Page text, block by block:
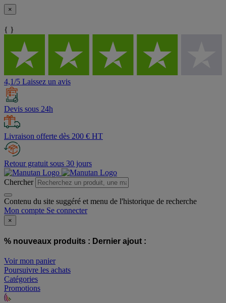
×
{ }
4,1/5 Laissez un avis
Devis sous 24h
Livraison offerte dès 200 € HT
Retour gratuit sous 30 jours
Chercher
Contenu du site suggéré et menu de l'historique de recherche
Mon compte Se connecter
×
% nouveaux produits : Dernier ajout :
Voir mon panier
Poursuivre les achats
Catégories
Promotions